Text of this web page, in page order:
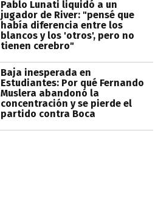
Pablo Lunati liquidó a un
jugador de River: "pensé que
había diferencia entre los
blancos y los 'otros', pero no
tienen cerebro"
Baja inesperada en
Estudiantes: Por qué Fernando
Muslera abandonó la
concentración y se pierde el
partido contra Boca